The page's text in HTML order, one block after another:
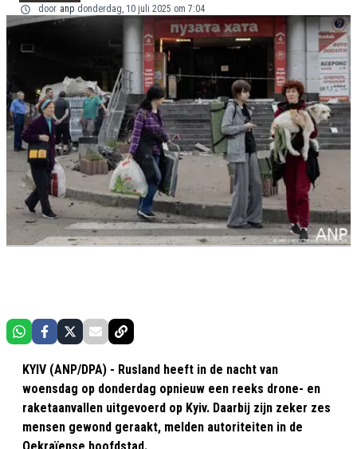
door anp donderdag, 10 juli 2025 om 7:04
KYIV (ANP/DPA) - Rusland heeft in de nacht van
woensdag op donderdag opnieuw een reeks drone- en
raketaanvallen uitgevoerd op Kyiv. Daarbij zijn zeker zes
mensen gewond geraakt, melden autoriteiten in de